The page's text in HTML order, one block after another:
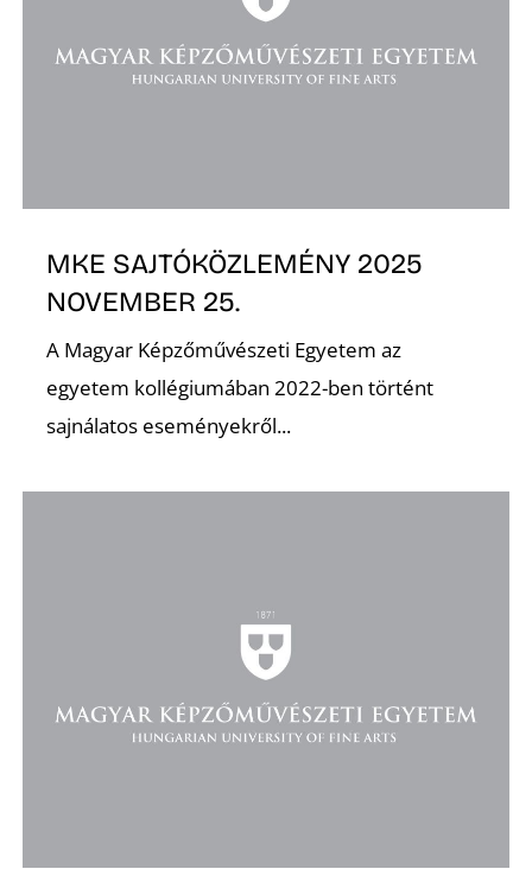
MKE SAJTÓKÖZLEMÉNY 2025
NOVEMBER 25.
A Magyar Képzőművészeti Egyetem az
egyetem kollégiumában 2022-ben történt
sajnálatos eseményekről...